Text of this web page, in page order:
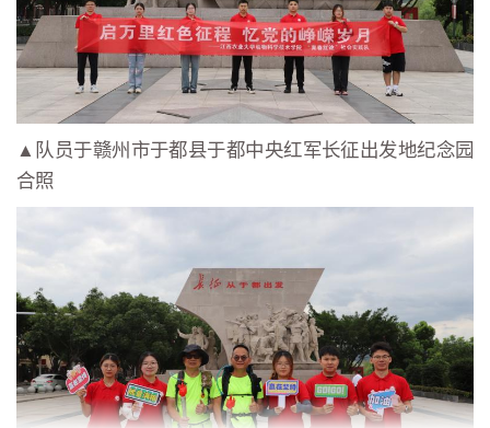
▲队员于赣州市于都县于都中央红军长征出发地纪念园
合照